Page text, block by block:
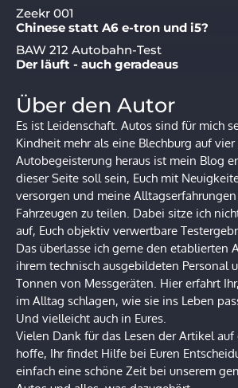
Zeekr 001
Chinese statt A6 e-tron und i5?
BAW 212 Autobahn-Test
Der läuft - auch geradeaus
Über den Autor
Es ist Leidenschaft. Autos sind für mich
Kindheit mehr als eine Blechburg auf
Autobegeisterung heraus ist mein Blog
dieser Seite soll sein, Euch mit
versorgen und meine
Fahrzeugen zu teilen. Dabei sitze ich
auf, Euch objektiv verwertbare
Das überlasse ich gerne den etablierten
ihrem technisch ausgebildeten Personal
Tonnen von Messgeräten. Hier erfahrt
im Alltag schlagen, wie sie ins Leben
Und vielleicht auch in Eures.
Vielen Dank für das Lesen der Artikel
hoffe, Ihr findet Hilfe bei Euren
einfach eine schöne Zeit bei unserem